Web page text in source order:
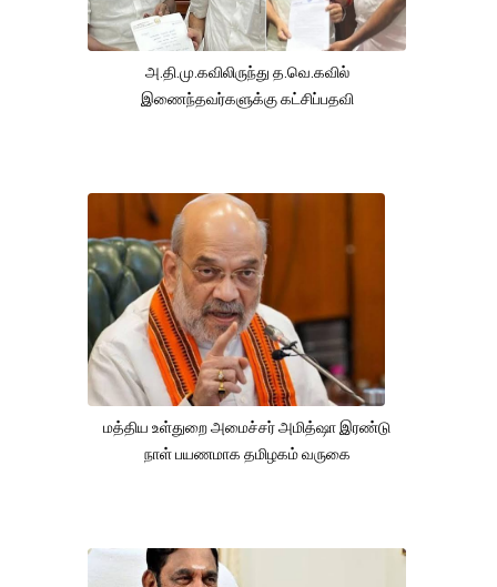
அ.தி.மு.கவிலிருந்து த.வெ.கவில்
இணைந்தவர்களுக்கு கட்சிப்பதவி
மத்திய உள்துறை அமைச்சர் அமித்ஷா இரண்டு
நாள் பயணமாக தமிழகம் வருகை